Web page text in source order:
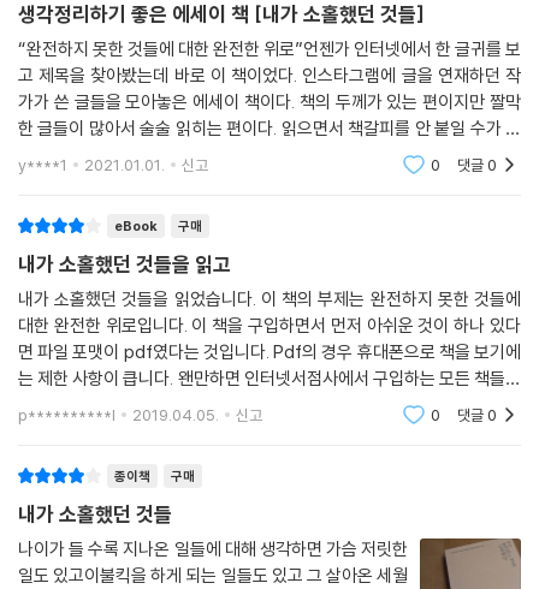
생각정리하기 좋은 에세이 책 [내가 소홀했던 것들]
“완전하지 못한 것들에 대한 완전한 위로”언젠가 인터넷에서 한 글귀를 보
고 제목을 찾아봤는데 바로 이 책이었다. 인스타그램에 글을 연재하던 작
가가 쓴 글들을 모아놓은 에세이 책이다. 책의 두께가 있는 편이지만 짤막
한 글들이 많아서 술술 읽히는 편이다. 읽으면서 책갈피를 안 붙일 수가 없
는 페이지가 많았다. 그만큼 마음에 와닿는 짧고 굵은 글들이 많았다. 여러
주제로 작가
y****1 2021.01.01. 신고 0 댓글0
eBook 구매
내가 소홀했던 것들을 읽고
내가 소홀했던 것들을 읽었습니다. 이 책의 부제는 완전하지 못한 것들에
대한 완전한 위로입니다. 이 책을 구입하면서 먼저 아쉬운 것이 하나 있다
면 파일 포맷이 pdf였다는 것입니다. Pdf의 경우 휴대폰으로 책을 보기에
는 제한 사항이 큽니다. 왠만하면 인터넷서점사에서 구입하는 모든 책들은
epub 파일로 출판사가 공급하도록 강제하는 것은 어떨까 합니다. 책 내용
은 저에게 많은
p**********l 2019.04.05. 신고 0 댓글0
종이책 구매
내가 소홀했던 것들
나이가 들 수록 지나온 일들에 대해 생각하면 가슴 저릿한
일도 있고이불킥을 하게 되는 일들도 있고 그 살아온 세월